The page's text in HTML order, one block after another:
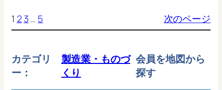
1 2 3… 5 次のページ
カテゴリ
ー：
製造業・ものづ
くり
会員を地図から
探す